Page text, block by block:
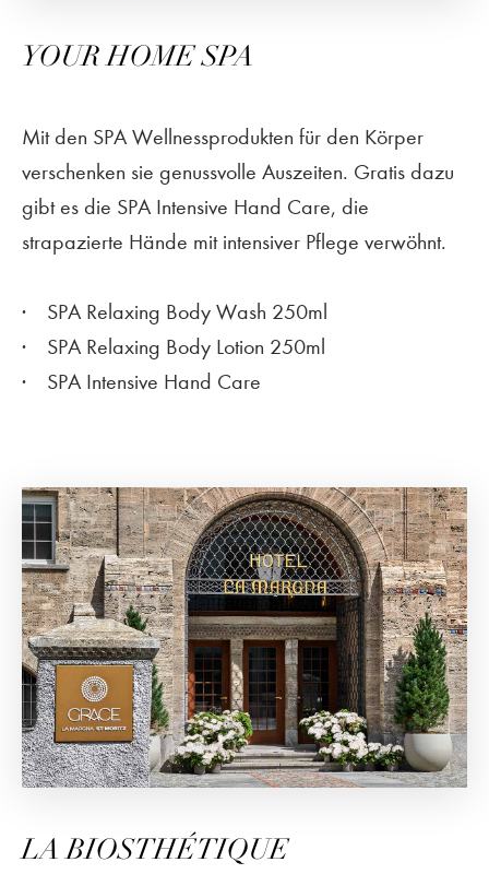
YOUR HOME SPA
Mit den SPA Wellnessprodukten für den Körper
verschenken sie genussvolle Auszeiten. Gratis dazu
gibt es die SPA Intensive Hand Care, die
strapazierte Hände mit intensiver Pflege verwöhnt.
SPA Relaxing Body Wash 250ml
SPA Relaxing Body Lotion 250ml
SPA Intensive Hand Care
LA BIOSTHÉTIQUE